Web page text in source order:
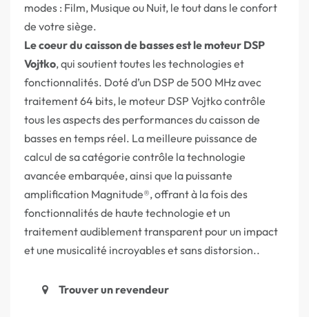
modes : Film, Musique ou Nuit, le tout dans le confort
de votre siège.
Le coeur du caisson de basses est le moteur DSP
Vojtko, qui soutient toutes les technologies et
fonctionnalités. Doté d’un DSP de 500 MHz avec
traitement 64 bits, le moteur DSP Vojtko contrôle
tous les aspects des performances du caisson de
basses en temps réel. La meilleure puissance de
calcul de sa catégorie contrôle la technologie
avancée embarquée, ainsi que la puissante
amplification Magnitude®, offrant à la fois des
fonctionnalités de haute technologie et un
traitement audiblement transparent pour un impact
et une musicalité incroyables et sans distorsion..
Trouver un revendeur